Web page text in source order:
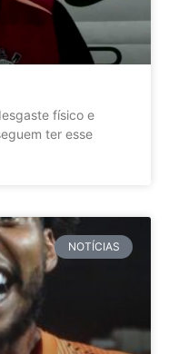
físico e
ter esse
NOTÍCIAS